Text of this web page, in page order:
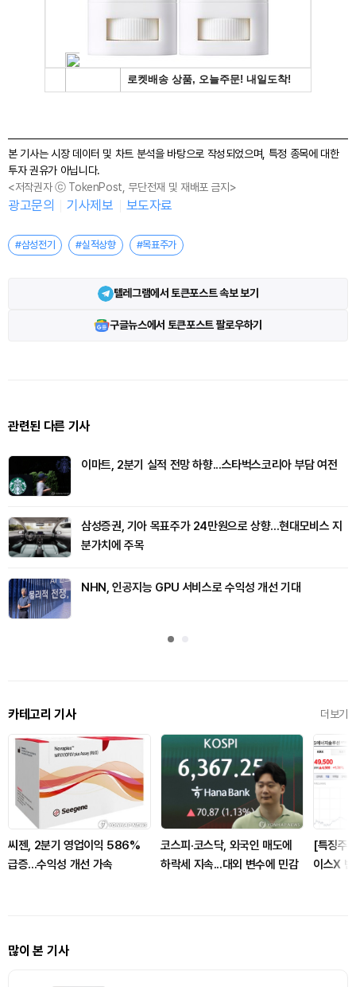
본 기사는 시장 데이터 및 차트 분석을 바탕으로 작성되었으며, 특정 종목에 대한
투자 권유가 아닙니다.
<저작권자 ⓒ TokenPost, 무단전재 및 재배포 금지>
광고문의 기사제보 보도자료
#삼성전기 #실적상향 #목표주가
텔레그램에서 토큰포스트 속보 보기
구글뉴스에서 토큰포스트 팔로우하기
관련된 다른 기사
이마트, 2분기 실적 전망 하향...스타벅스코리아 부담 여전
삼성증권, 기아 목표주가 24만원으로 상향...현대모비스 지
분가치에 주목
NHN, 인공지능 GPU 서비스로 수익성 개선 기대
카테고리 기사 더보기
씨젠, 2분기 영업이익 586%
급증...수익성 개선 가속
코스피·코스닥, 외국인 매도에
하락세 지속...대외 변수에 민감
[특징주]
이스X
많이 본 기사